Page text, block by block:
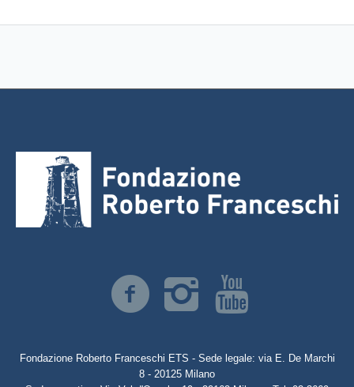
Fondazione Roberto Franceschi ETS - Sede legale: via E. De Marchi
8 - 20125 Milano